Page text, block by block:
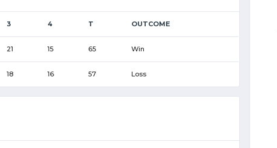
3 4 T OUTCOME
21 15 65 Win
18 16 57 Loss